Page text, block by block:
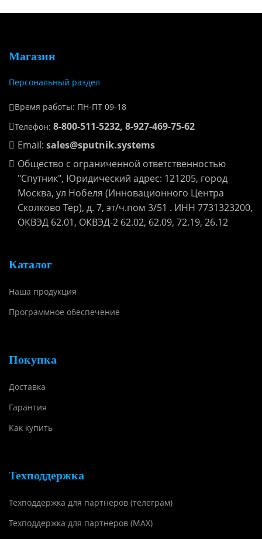
Магазин
Персональный раздел
Время работы: ПН-ПТ 09-18
Телефон: 8-800-511-5232, 8-927-469-75-62
Email: sales@sputnik.systems
Общество с ограниченной ответственностью
"Спутник", Юридический адрес: 121205, город
Москва, ул Нобеля (Инновационного Центра
Сколково Тер), д. 7, эт/ч.пом 3/51 . ИНН 7731323200,
ОКВЭД 62.01, ОКВЭД-2 62.02, 62.09, 72.19, 26.12
Каталог
Наша продукция
Программное обеспечение
Покупка
Доставка
Гарантия
Как купить
Техподдержка
Техподдержка для партнеров (телеграм)
Техподдержка для партнеров (MAX)